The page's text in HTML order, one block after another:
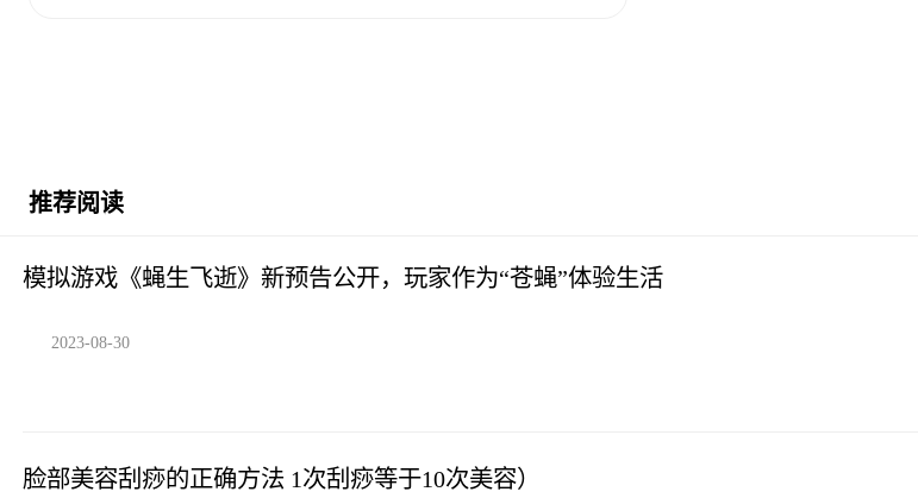
推荐阅读
模拟游戏《蝇生飞逝》新预告公开，玩家作为“苍蝇”体验生活
2023-08-30
脸部美容刮痧的正确方法 1次刮痧等于10次美容）